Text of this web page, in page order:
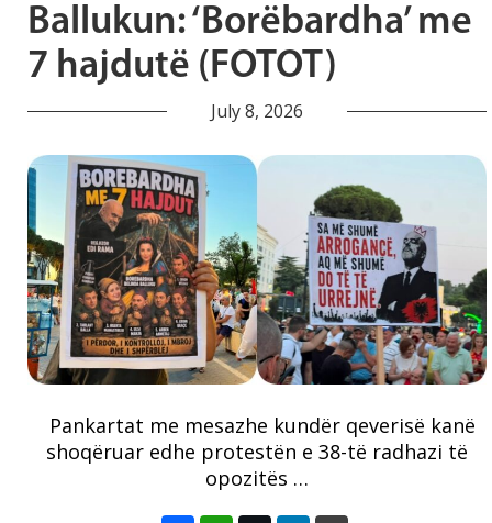
Ballukun: ‘Borëbardha’ me
7 hajdutë (FOTOT)
July 8, 2026
Pankartat me mesazhe kundër qeverisë kanë
shoqëruar edhe protestën e 38-të radhazi të
opozitës …